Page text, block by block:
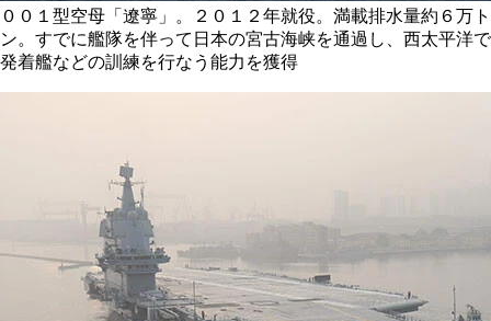
００１型空母「遼寧」。２０１２年就役。満載排水量約６万ト
ン。すでに艦隊を伴って日本の宮古海峡を通過し、西太平洋で
発着艦などの訓練を行なう能力を獲得